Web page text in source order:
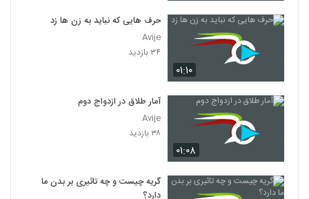
۰۱:۱۰
حرف هایی که نباید به زن ها زد
Avije
۳۴ بازدید
۰۱:۰۸
آمار طلاق در ازدواج دوم
Avije
۳۸ بازدید
گریه چیست و چه تاثیری بر بدن ما
دارد؟